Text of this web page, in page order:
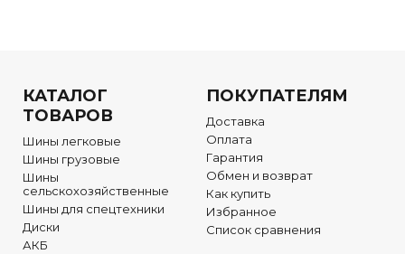
КАТАЛОГ
ТОВАРОВ
Шины легковые
Шины грузовые
Шины
сельскохозяйственные
Шины для спецтехники
Диски
АКБ
ПОКУПАТЕЛЯМ
Доставка
Оплата
Гарантия
Обмен и возврат
Как купить
Избранное
Список сравнения